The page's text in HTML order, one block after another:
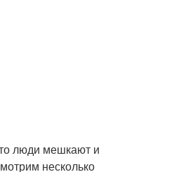
люди мешкают и
несколько